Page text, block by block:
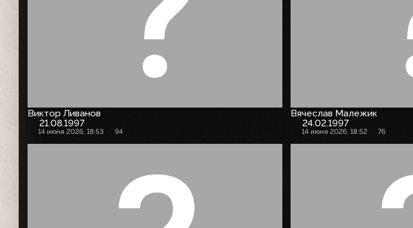
Виктор Ливанов
21.08.1997
14 июня 2026, 18:53 94
Вячеслав Малежик
24.02.1997
14 июня 2026, 18:52 76